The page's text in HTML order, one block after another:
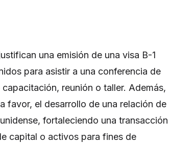
una emisión de una visa B-1
para asistir a una conferencia de
reunión o taller. Además,
favor, el desarrollo de una relación de
fortaleciendo una transacción
capital o activos para fines de